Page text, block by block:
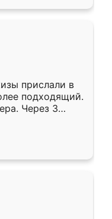
прислали в
подходящий.
Через 3
Остались
Ренессанс